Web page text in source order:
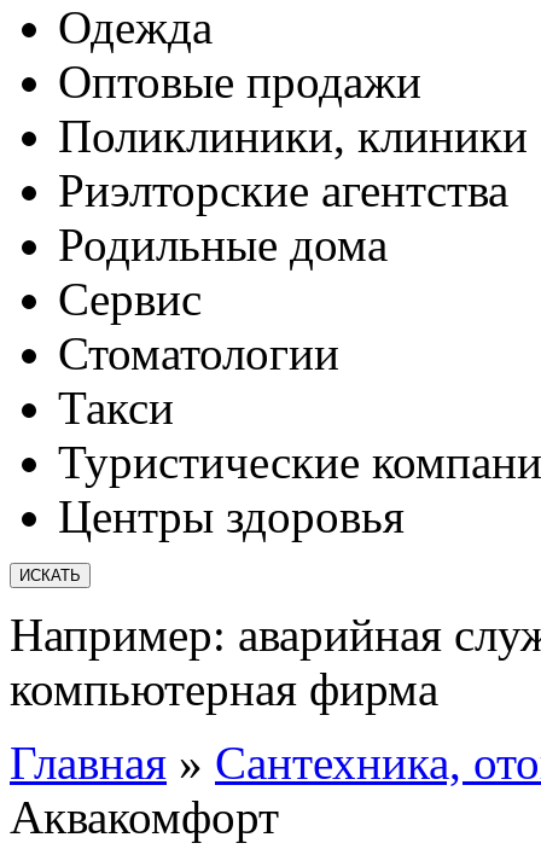
Одежда
Оптовые продажи
Поликлиники, клиники
Риэлторские агентства
Родильные дома
Сервис
Стоматологии
Такси
Туристические
Центры здоровья
Например: аварийная
компьютерная фирма
Главная » Сантехника,
Аквакомфорт